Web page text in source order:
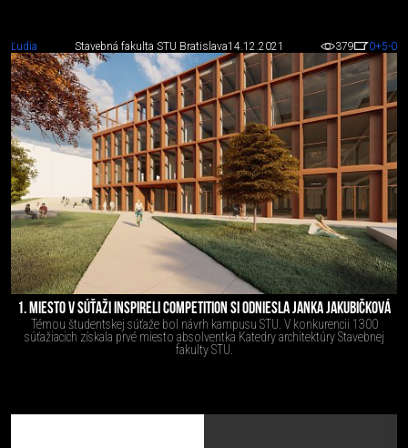
Ľudia Stavebná fakulta STU Bratislava14.12.2021 379 0+5-0
1. MIESTO V SÚŤAŽI INSPIRELI COMPETITION SI ODNIESLA JANKA JAKUBIČKOVÁ
Témou študentskej súťaže bol návrh kampusu STU. V konkurencii 1300
súťažiacich získala prvé miesto absolventka Katedry architektúry Stavebnej
fakulty STU.